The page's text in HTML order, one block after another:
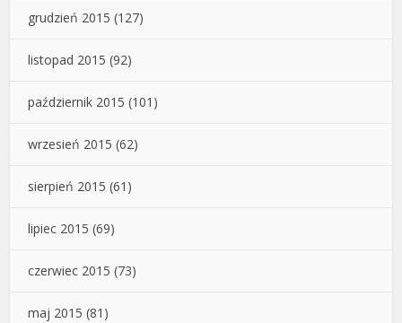
grudzień 2015 (127)
listopad 2015 (92)
październik 2015 (101)
wrzesień 2015 (62)
sierpień 2015 (61)
lipiec 2015 (69)
czerwiec 2015 (73)
maj 2015 (81)